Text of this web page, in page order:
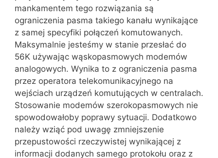
mankamentem tego rozwiązania są
ograniczenia pasma takiego kanału wynikające
z samej specyfiki połączeń komutowanych.
Maksymalnie jesteśmy w stanie przesłać do
56K używając wąskopasmowych modemów
analogowych. Wynika to z ograniczenia pasma
przez operatora telekomunikacyjnego na
wejściach urządzeń komutujących w centralach.
Stosowanie modemów szerokopasmowych nie
spowodowałoby poprawy sytuacji. Dodatkowo
należy wziąć pod uwagę zmniejszenie
przepustowości rzeczywistej wynikającej z
informacji dodanych samego protokołu oraz z